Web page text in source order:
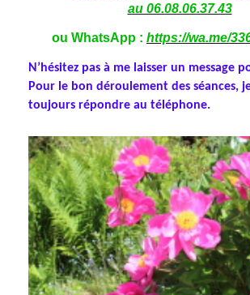
au 06.08.06.37.43
ou WhatsApp : https://wa.me/
N’hésitez pas à me laisser un message
Pour le bon déroulement des séances,
toujours répondre au téléphone.